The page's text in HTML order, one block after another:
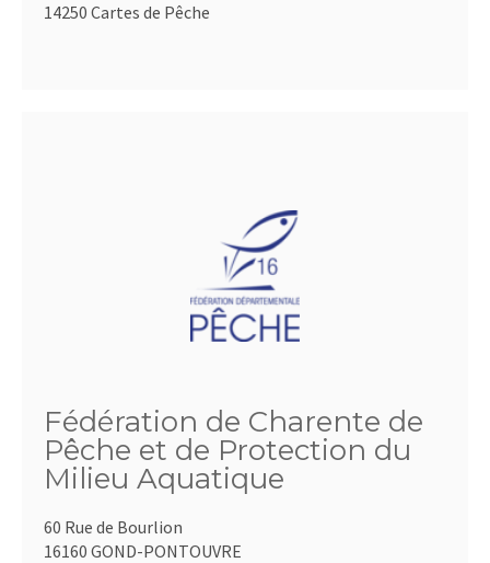
14250 Cartes de Pêche
Fédération de Charente de
Pêche et de Protection du
Milieu Aquatique
60 Rue de Bourlion
16160 GOND-PONTOUVRE